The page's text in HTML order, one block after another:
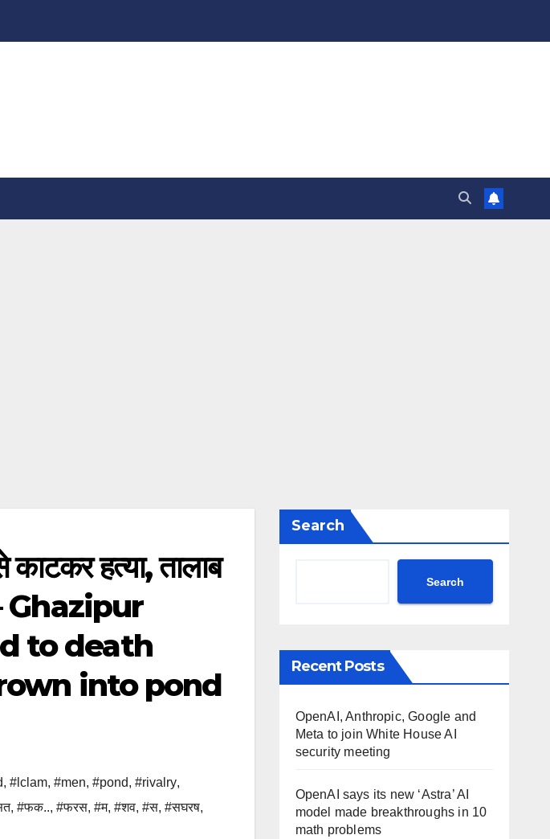
काटकर हत्या, तालाब
Ghazipur
to death
into pond
, #lclam, #men, #pond, #rivalry,
, #फक.., #फरस, #म, #शव, #स, #सघरष,
Search
Search
Recent Posts
OpenAI, Anthropic, Google and
Meta to join White House AI
security meeting
OpenAI says its new ‘Astra’ AI
model made breakthroughs in 10
math problems